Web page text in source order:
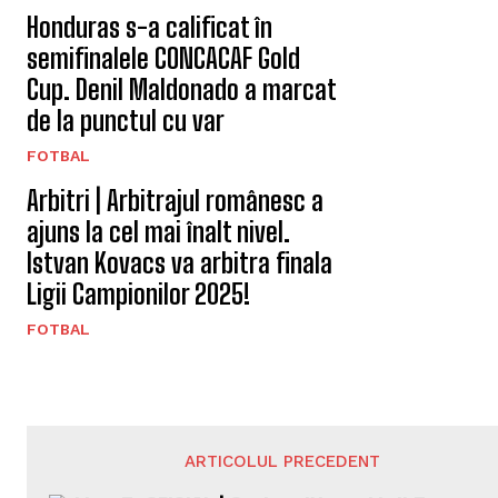
Honduras s-a calificat în
semifinalele CONCACAF Gold
Cup. Denil Maldonado a marcat
de la punctul cu var
FOTBAL
Arbitri | Arbitrajul românesc a
ajuns la cel mai înalt nivel.
Istvan Kovacs va arbitra finala
Ligii Campionilor 2025!
FOTBAL
ARTICOLUL PRECEDENT